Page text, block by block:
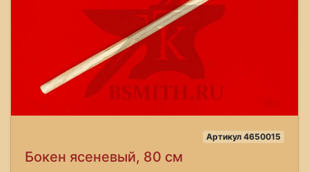
Артикул 4650015
Бокен ясеневый, 80 см